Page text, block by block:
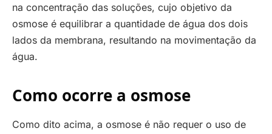
na concentração das soluções, cujo objetivo da
osmose é equilibrar a quantidade de água dos dois
lados da membrana, resultando na movimentação da
água.
Como ocorre a osmose
Como dito acima, a osmose é não requer o uso de